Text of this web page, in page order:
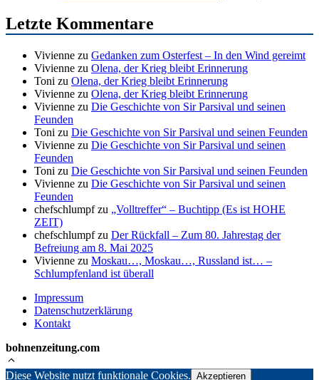
Letzte Kommentare
Vivienne zu Gedanken zum Osterfest – In den Wind gereimt
Vivienne zu Olena, der Krieg bleibt Erinnerung
Toni zu Olena, der Krieg bleibt Erinnerung
Vivienne zu Olena, der Krieg bleibt Erinnerung
Vivienne zu Die Geschichte von Sir Parsival und seinen
Feunden
Toni zu Die Geschichte von Sir Parsival und seinen Feunden
Vivienne zu Die Geschichte von Sir Parsival und seinen
Feunden
Toni zu Die Geschichte von Sir Parsival und seinen Feunden
Vivienne zu Die Geschichte von Sir Parsival und seinen
Feunden
chefschlumpfzu „Volltreffer“ – Buchtipp (Es ist HOHE
ZEIT)
chefschlumpfzu Der Rückfall – Zum 80. Jahrestag der
Befreiung am 8. Mai 2025
Vivienne zu Moskau…, Moskau…, Russland ist… –
Schlumpfenland ist überall
Impressum
Datenschutzerklärung
Kontakt
bohnenzeitung.com
Diese Website nutzt funktionale Cookies. Akzeptieren